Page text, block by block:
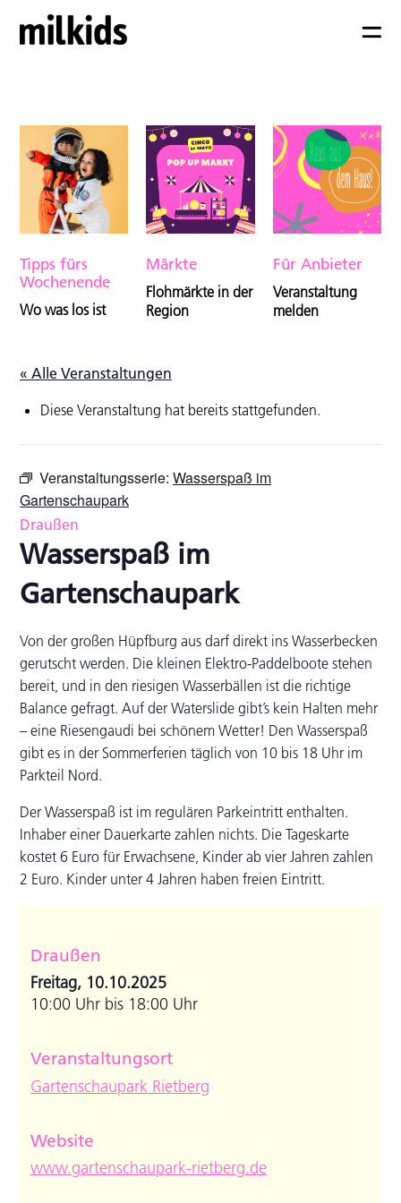
Tipps fürs
Wochenende
Wo was los ist
Märkte
Flohmärkte in der
Region
Für Anbieter
Veranstaltung
melden
« Alle Veranstaltungen
Diese Veranstaltung hat bereits stattgefunden.
Veranstaltungsserie: Wasserspaß im
Gartenschaupark
Draußen
Wasserspaß im
Gartenschaupark
Von der großen Hüpfburg aus darf direkt ins Wasserbecken
gerutscht werden. Die kleinen Elektro-Paddelboote stehen
bereit, und in den riesigen Wasserbällen ist die richtige
Balance gefragt. Auf der Waterslide gibt’s kein Halten mehr
– eine Riesengaudi bei schönem Wetter! Den Wasserspaß
gibt es in der Sommerferien täglich von 10 bis 18 Uhr im
Parkteil Nord.
Der Wasserspaß ist im regulären Parkeintritt enthalten.
Inhaber einer Dauerkarte zahlen nichts. Die Tageskarte
kostet 6 Euro für Erwachsene, Kinder ab vier Jahren zahlen
2 Euro. Kinder unter 4 Jahren haben freien Eintritt.
Draußen
Freitag, 10.10.2025
10:00 Uhr bis 18:00 Uhr
Veranstaltungsort
Gartenschaupark Rietberg
Website
www.gartenschaupark-rietberg.de